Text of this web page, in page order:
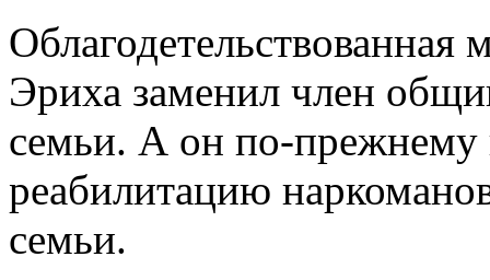
Облагодетельствованная
Эриха заменил член
семьи. А он по-прежнему
реабилитацию
семьи.